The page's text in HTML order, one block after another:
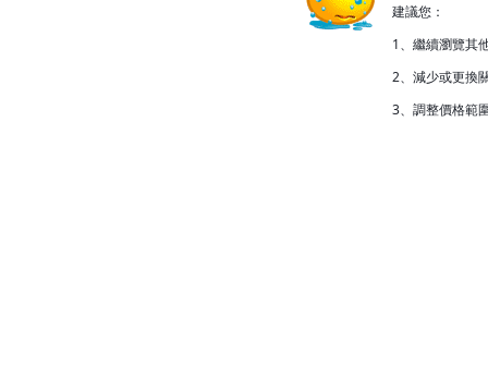
建議您：
1、繼續瀏覽其
2、減少或更換
3、調整價格範